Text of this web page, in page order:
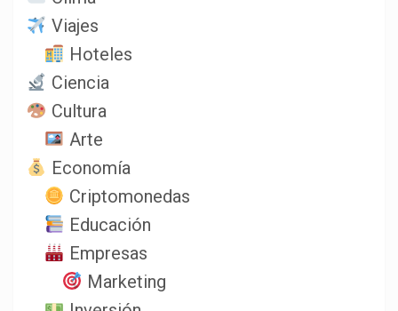
Viajes
Hoteles
Ciencia
Cultura
Arte
Economía
Criptomonedas
Educación
Empresas
Marketing